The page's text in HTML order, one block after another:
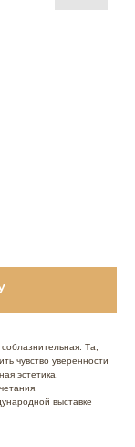
Та,
чувство уверенности
эстетика,
выставке